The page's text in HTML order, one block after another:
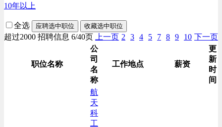
10年以上
全选 应聘选中职位 收藏选中职位
超过2000 招聘信息 6/40页 上一页 2 3 4 5 7 8 9 10 下一页
职位名称
公
司
名
称
工作地点 薪资
更
新
时
间
航
天
科
工